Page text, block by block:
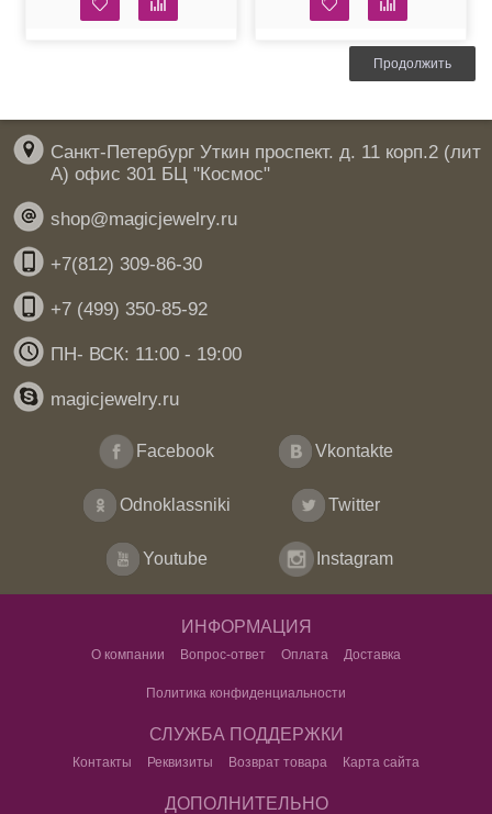
Продолжить
Санкт-Петербург Уткин проспект. д. 11 корп.2 (лит
А) офис 301 БЦ "Космос"
shop@magicjewelry.ru
+7(812) 309-86-30
+7 (499) 350-85-92
ПН- ВСК: 11:00 - 19:00
magicjewelry.ru
Facebook Vkontakte
Odnoklassniki Twitter
Youtube Instagram
ИНФОРМАЦИЯ
О компании Вопрос-ответ Оплата Доставка
Политика конфиденциальности
СЛУЖБА ПОДДЕРЖКИ
Контакты Реквизиты Возврат товара Карта сайта
ДОПОЛНИТЕЛЬНО